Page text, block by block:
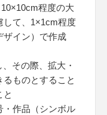
程度の大
して、1×1cm程度
ザイン）で作成
その際、拡大・
ものとすること
と
・作品（シンボル